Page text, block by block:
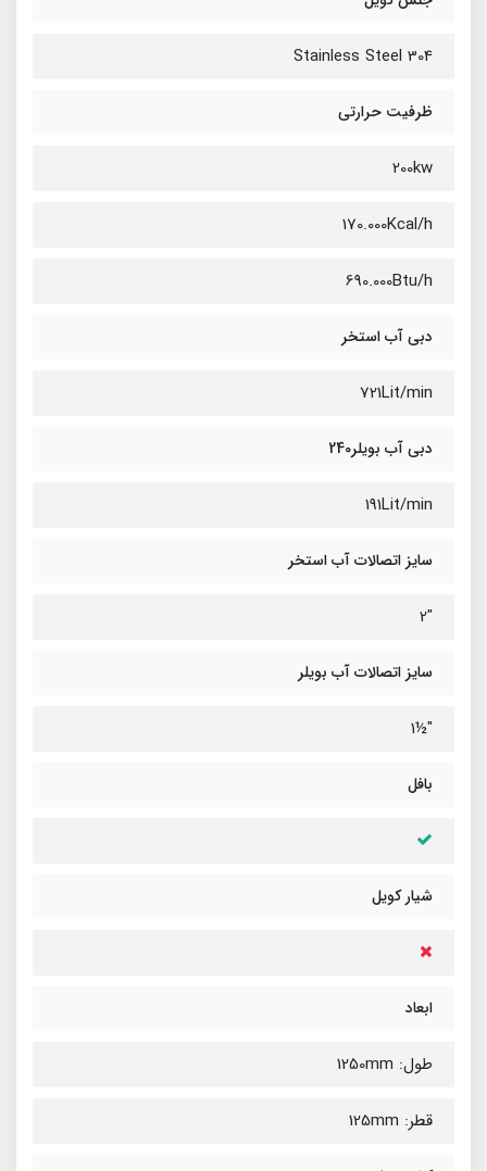
Stainless Steel 304
ظرفیت حرارتی
200kw
170.000Kcal/h
690.000Btu/h
دبی آب استخر
721Lit/min
دبی آب بویلر240
191Lit/min
سایز اتصالات آب استخر
"2
سایز اتصالات آب بویلر
"½1
بافل
شیار کویل
ابعاد
طول: 1250mm
قطر: 125mm